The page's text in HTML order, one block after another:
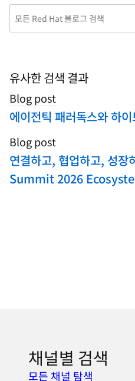
secure, and manage
Award-winning support,
consulting services
application vendors,
source communities,
organizations prepare
keywords
search
blogs
유사한 검색 결과
Blog post
에이전틱 패러독스와 하
Blog post
연결하고, 협업하고, 성
Summit 2026
채널별 검색
모든 채널 탐색